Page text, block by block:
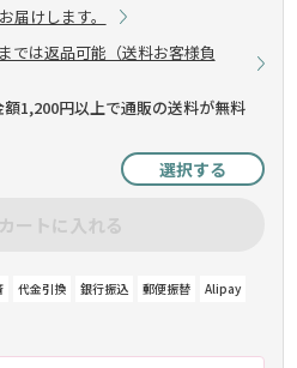
届けします。
では返品可能（送料お客様負
額1,200円以上で通販の送料が無料
選択する
ートに入れる
代金引換 銀行振込 郵便振替
Alipay